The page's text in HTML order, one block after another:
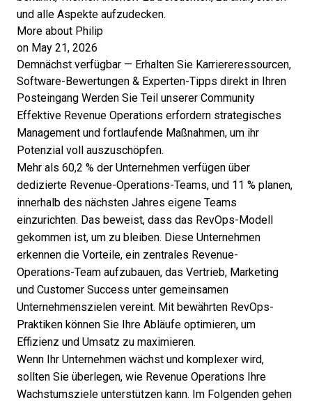
und alle Aspekte aufzudecken.
More about Philip
on May 21, 2026
Demnächst verfügbar — Erhalten Sie Karriereressourcen,
Software-Bewertungen & Experten-Tipps direkt in Ihren
Posteingang Werden Sie Teil unserer Community
Effektive Revenue Operations erfordern strategisches
Management und fortlaufende Maßnahmen, um ihr
Potenzial voll auszuschöpfen.
Mehr als 60,2 % der Unternehmen verfügen über
dedizierte Revenue-Operations-Teams, und 11 % planen,
innerhalb des nächsten Jahres eigene Teams
einzurichten. Das beweist, dass das RevOps-Modell
gekommen ist, um zu bleiben. Diese Unternehmen
erkennen die Vorteile, ein zentrales Revenue-
Operations-Team aufzubauen, das Vertrieb, Marketing
und Customer Success unter gemeinsamen
Unternehmenszielen vereint. Mit bewährten RevOps-
Praktiken können Sie Ihre Abläufe optimieren, um
Effizienz und Umsatz zu maximieren.
Wenn Ihr Unternehmen wächst und komplexer wird,
sollten Sie überlegen, wie Revenue Operations Ihre
Wachstumsziele unterstützen kann. Im Folgenden gehen